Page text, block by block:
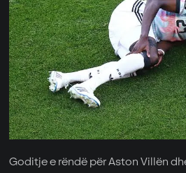
Goditje e rëndë për Aston Villën